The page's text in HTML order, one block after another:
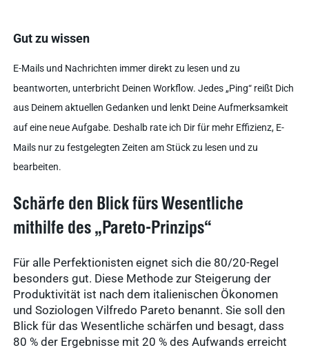
Gut zu wissen
E-Mails und Nachrichten immer direkt zu lesen und zu
beantworten, unterbricht Deinen Workflow. Jedes „Ping“ reißt Dich
aus Deinem aktuellen Gedanken und lenkt Deine Aufmerksamkeit
auf eine neue Aufgabe. Deshalb rate ich Dir für mehr Effizienz, E-
Mails nur zu festgelegten Zeiten am Stück zu lesen und zu
bearbeiten.
Schärfe den Blick fürs Wesentliche
mithilfe des „Pareto-Prinzips“
Für alle Perfektionisten eignet sich die 80/20-Regel
besonders gut. Diese Methode zur Steigerung der
Produktivität ist nach dem italienischen Ökonomen
und Soziologen Vilfredo Pareto benannt. Sie soll den
Blick für das Wesentliche schärfen und besagt, dass
80 % der Ergebnisse mit 20 % des Aufwands erreicht